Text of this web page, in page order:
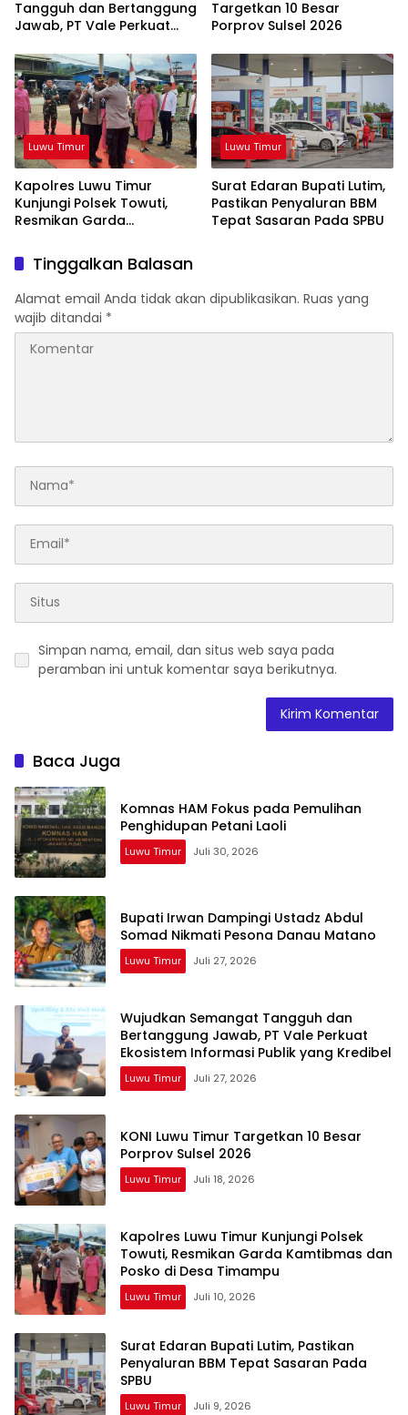
Tangguh dan Bertanggung
Jawab, PT Vale Perkuat
yang Kredibel
Targetkan 10 Besar
Porprov Sulsel 2026
Luwu Timur
Kapolres Luwu Timur
Kunjungi Polsek Towuti,
Resmikan Garda
Desa Timampu
Luwu Timur
Surat Edaran Bupati Lutim,
Pastikan Penyaluran BBM
Tepat Sasaran Pada SPBU
Tinggalkan Balasan
Alamat email Anda tidak akan dipublikasikan. Ruas yang
wajib ditandai *
Simpan nama, email, dan situs web saya pada
peramban ini untuk komentar saya berikutnya.
Baca Juga
Komnas HAM Fokus pada Pemulihan
Penghidupan Petani Laoli
Luwu Timur Juli 30, 2026
Bupati Irwan Dampingi Ustadz Abdul
Somad Nikmati Pesona Danau Matano
Luwu Timur Juli 27, 2026
Wujudkan Semangat Tangguh dan
Bertanggung Jawab, PT Vale Perkuat
Ekosistem Informasi Publik yang Kredibel
Luwu Timur Juli 27, 2026
KONI Luwu Timur Targetkan 10 Besar
Porprov Sulsel 2026
Luwu Timur Juli 18, 2026
Kapolres Luwu Timur Kunjungi Polsek
Towuti, Resmikan Garda Kamtibmas dan
Posko di Desa Timampu
Luwu Timur Juli 10, 2026
Surat Edaran Bupati Lutim, Pastikan
Penyaluran BBM Tepat Sasaran Pada
SPBU
Luwu Timur Juli 9, 2026